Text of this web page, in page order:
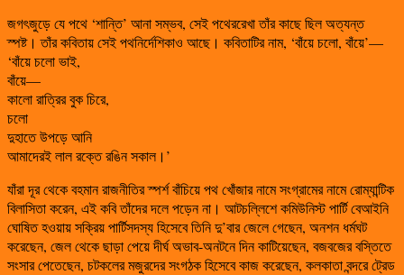
জগৎজুড়ে যে পথে ‘শান্তি’ আনা সম্ভব, সেই পথেররেখা তাঁর কাছে ছিল অত্যন্ত
স্পষ্ট। তাঁর কবিতায় সেই পথনির্দেশিকাও আছে। কবিতাটির নাম, ‘বাঁয়ে চলো, বাঁয়ে’—
‘বাঁয়ে চলো ভাই,
বাঁয়ে—
কালো রাত্রির বুক চিরে,
চলো
দুহাতে উপড়ে আনি
আমাদেরই লাল রক্তে রঙিন সকাল।’
যাঁরা দূর থেকে বহমান রাজনীতির স্পর্শ বাঁচিয়ে পথ খোঁজার নামে সংগ্রামের নামে রোম্যান্টিক
বিলাসিতা করেন, এই কবি তাঁদের দলে পড়েন না। আটচল্লিশে কমিউনিস্ট পার্টি বেআইনি
ঘোষিত হওয়ায় সক্রিয় পার্টিসদস্য হিসেবে তিনি দু’বার জেলে গেছেন, অনশন ধর্মঘট
করেছেন, জেল থেকে ছাড়া পেয়ে দীর্ঘ অভাব-অনটনে দিন কাটিয়েছেন, বজবজের বস্তিতে
সংসার পেতেছেন, চটকলের মজুরদের সংগঠক হিসেবে কাজ করেছেন, কলকাতা বন্দরে ট্রেড